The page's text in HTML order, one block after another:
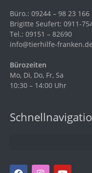
Büro.: 09244 – 98 23 166
Brigitte Seufert: 0911-
Tel.: 09151 – 82690
info@tierhilfe-franken.de
Bürozeiten
Mo, Di, Do, Fr, Sa
10:30 – 14:00 Uhr